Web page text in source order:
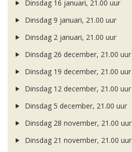
Dinsdag 16 januari, 21.00 uur
Dinsdag 9 januari, 21.00 uur
Dinsdag 2 januari, 21.00 uur
Dinsdag 26 december, 21.00 uur
Dinsdag 19 december, 21.00 uur
Dinsdag 12 december, 21.00 uur
Dinsdag 5 december, 21.00 uur
Dinsdag 28 november, 21.00 uur
Dinsdag 21 november, 21.00 uur